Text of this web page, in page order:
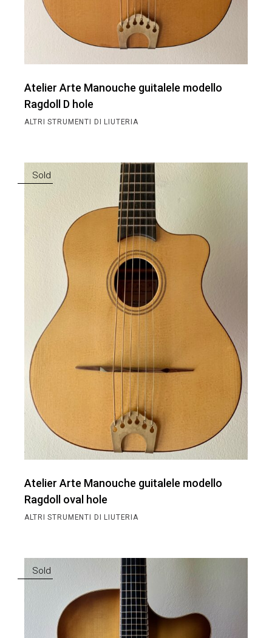
Atelier Arte Manouche guitalele modello
Ragdoll D hole
ALTRI STRUMENTI DI LIUTERIA
Sold
Atelier Arte Manouche guitalele modello
Ragdoll oval hole
ALTRI STRUMENTI DI LIUTERIA
Sold